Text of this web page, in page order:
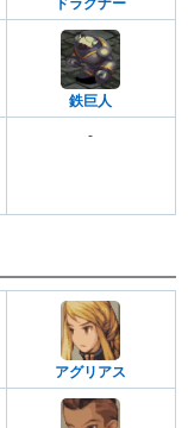
ドラグナー
鉄巨人
-
アグリアス